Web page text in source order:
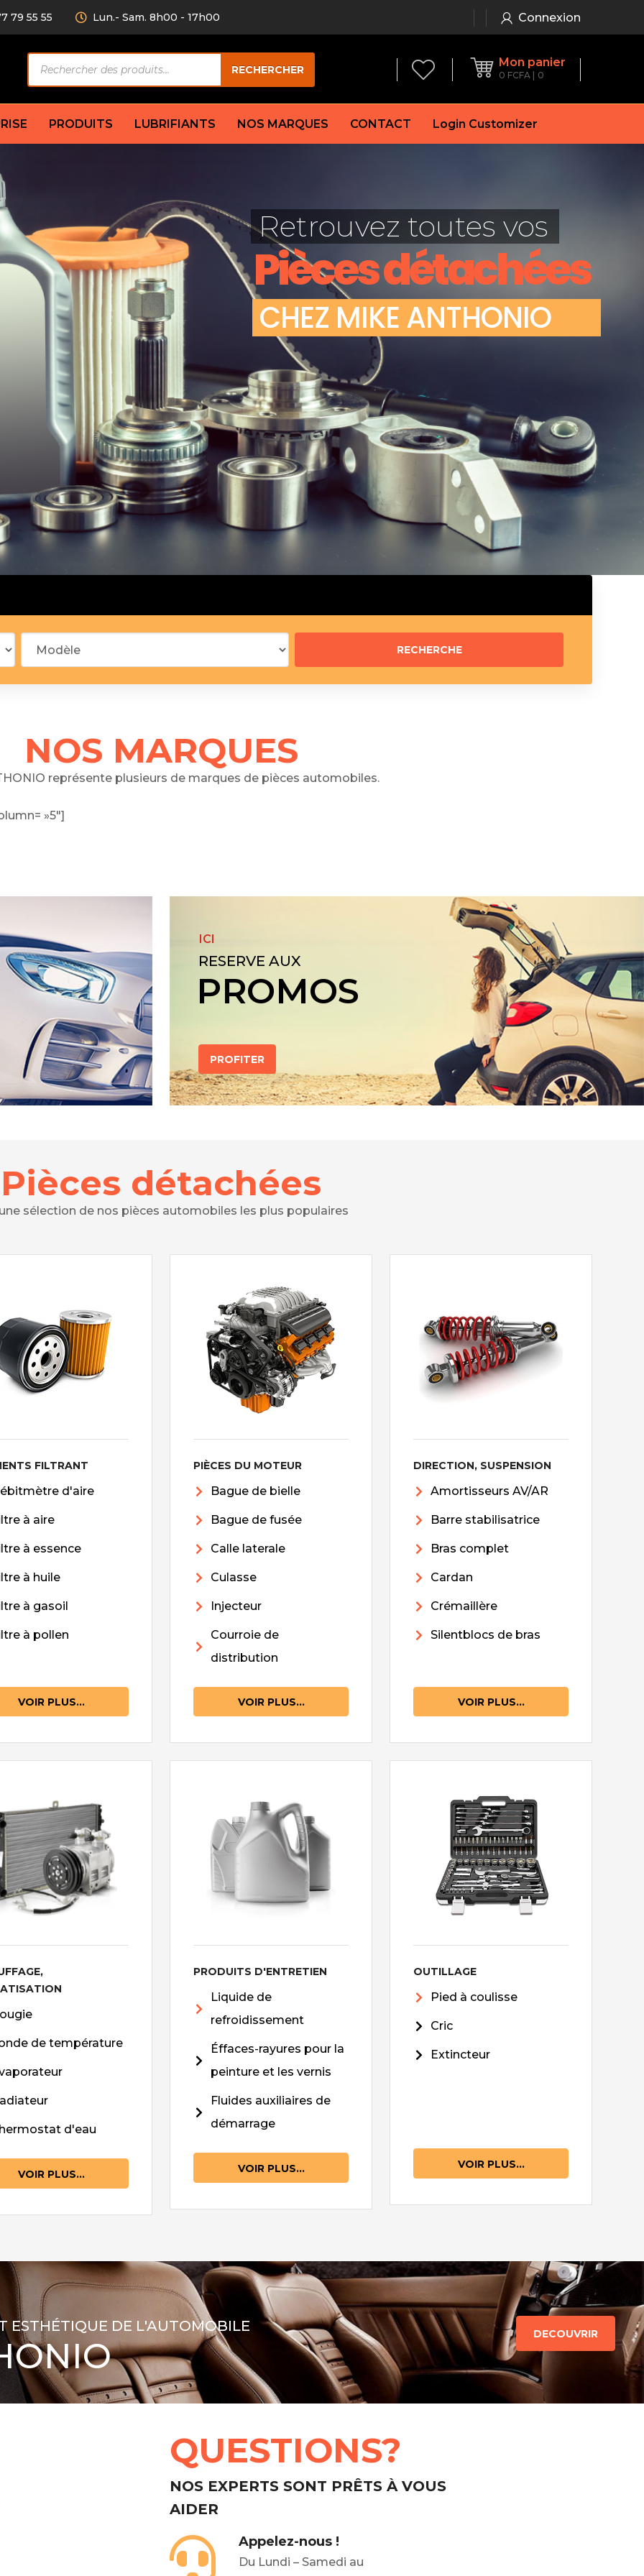
79 55 55 Lun.- Sam. 8h00 - 17h00 Connexion
de
produits
RECHERCHER
Mon panier
0 FCFA 0
AV/AR
amortisseur
Compresseur
Condenseur
Électrovanne
Évaporateur
Mano
Thermostat d’eau
Sonde de température
Garniture
Flexible de frein
Huile de frein
Mâchoires de frein
Jeu de plaquettes de frein
Démarreur
Feu arrière
principal
fusée
distribution
Débitmètre d’aire
Filtre à aire
Filtre à essence
Filtre à huile
Filtre à gasoil
Silencieux arrière
Silencieux central
Butée élastique de silencieux
Raccord de tuyau d’échappement
PRODUITS LUBRIFIANTS NOS MARQUES CONTACT Login Customizer
Pièces détachées
CHEZ MIKEANTHONIO
Retrouvez toutes vos
NOS MARQUES
représente plusieurs de marques de pièces automobiles.
»5″]
ICI
RESERVE AUX
PROMOS
PROFITER
Pièces détachées
sélection de nos pièces automobiles les plus populaires
FILTRANT
d'aire
à aire
à essence
à huile
à gasoil
à pollen
VOIR PLUS...
PIÈCES DU MOTEUR
Bague de bielle
Bague de fusée
Calle laterale
Culasse
Injecteur
Courroie de
distribution
VOIR PLUS...
DIRECTION, SUSPENSION
Amortisseurs AV/AR
Barre stabilisatrice
Bras complet
Cardan
Crémaillère
Silentblocs de bras
VOIR PLUS...
de température
d'eau
VOIR PLUS...
PRODUITS D'ENTRETIEN
Liquide de
refroidissement
Éffaces-rayures pour la
peinture et les vernis
Fluides auxiliaires de
démarrage
VOIR PLUS...
OUTILLAGE
Pied à coulisse
Cric
Extincteur
VOIR PLUS...
ESTHÉTIQUE DE L'AUTOMOBILE DECOUVRIR
QUESTIONS?
NOS EXPERTS SONT PRÊTS À VOUS
AIDER
Appelez-nous !
Du Lundi – Samedi au